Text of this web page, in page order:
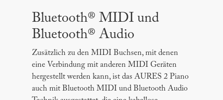
Bluetooth® MIDI und
Bluetooth® Audio
Zusätzlich zu den MIDI Buchsen, mit denen
eine Verbindung mit anderen MIDI Geräten
hergestellt werden kann, ist das AURES 2 Piano
auch mit Bluetooth MIDI und Bluetooth Audio